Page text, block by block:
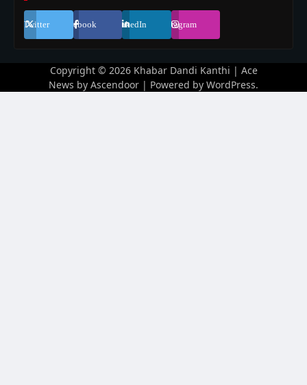
Twitter Facebook LinkedIn Instagram
Copyright © 2026 Khabar Dandi Kanthi | Ace
News by Ascendoor | Powered by WordPress.